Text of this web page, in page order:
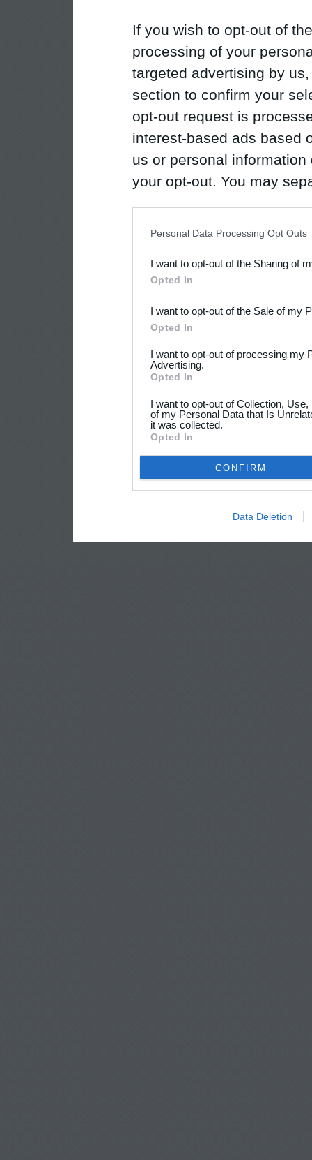
If you wish to opt-out of
processing of your
targeted advertising by
section to confirm your
opt-out request is
interest-based ads based
us or personal
your opt-out. You may
Downstream Participants
third parties.
Personal Data Processing Opt Outs
I want to opt-out of the Sharing of
Opted In
I want to opt-out of the Sale of my
Opted In
I want to opt-out of processing my
Advertising.
Opted In
I want to opt-out of Collection,
of my Personal Data that Is
it was collected.
Opted In
CONFIRM
Data Deletion